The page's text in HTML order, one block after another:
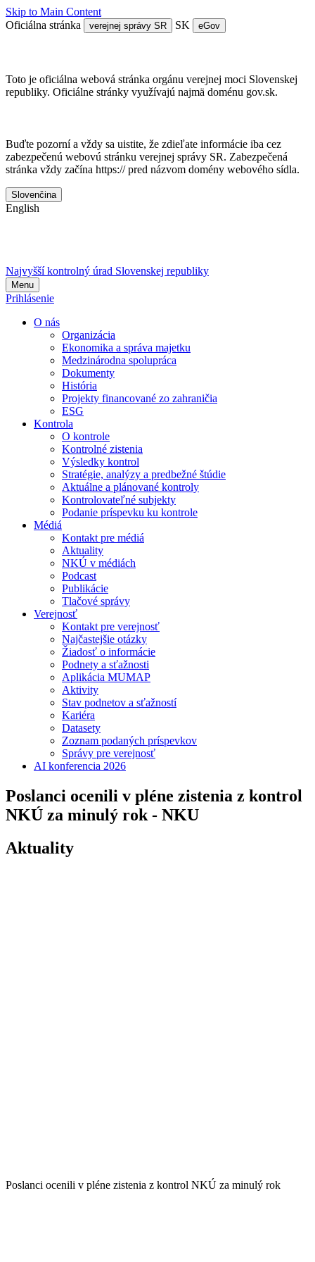
Skip to Main Content
Oficiálna stránka
verejnej správy SR SK eGov
Toto je oficiálna webová stránka orgánu verejnej moci Slovenskej
republiky. Oficiálne stránky využívajú najmä doménu gov.sk.
Buďte pozorní a vždy sa uistite, že zdieľate informácie iba cez
zabezpečenú webovú stránku verejnej správy SR. Zabezpečená
stránka vždy začína https:// pred názvom domény webového sídla.
Slovenčina
English
Najvyšší kontrolný úrad Slovenskej republiky
Menu
Prihlásenie
O nás
Organizácia
Ekonomika a správa majetku
Medzinárodna spolupráca
Dokumenty
História
Projekty financované zo zahraničia
ESG
Kontrola
O kontrole
Kontrolné zistenia
Výsledky kontrol
Stratégie, analýzy a predbežné štúdie
Aktuálne a plánované kontroly
Kontrolovateľné subjekty
Podanie príspevku ku kontrole
Médiá
Kontakt pre médiá
Aktuality
NKÚ v médiách
Podcast
Publikácie
Tlačové správy
Verejnosť
Kontakt pre verejnosť
Najčastejšie otázky
Žiadosť o informácie
Podnety a sťažnosti
Aplikácia MUMAP
Aktivity
Stav podnetov a sťažností
Kariéra
Datasety
Zoznam podaných príspevkov
Správy pre verejnosť
AI konferencia 2026
Poslanci ocenili v pléne zistenia z kontrol
NKÚ za minulý rok - NKU
Aktuality
Poslanci ocenili v pléne zistenia z kontrol NKÚ za minulý rok